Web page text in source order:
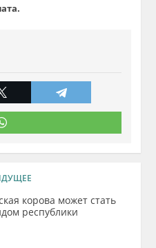
корова может стать
республики